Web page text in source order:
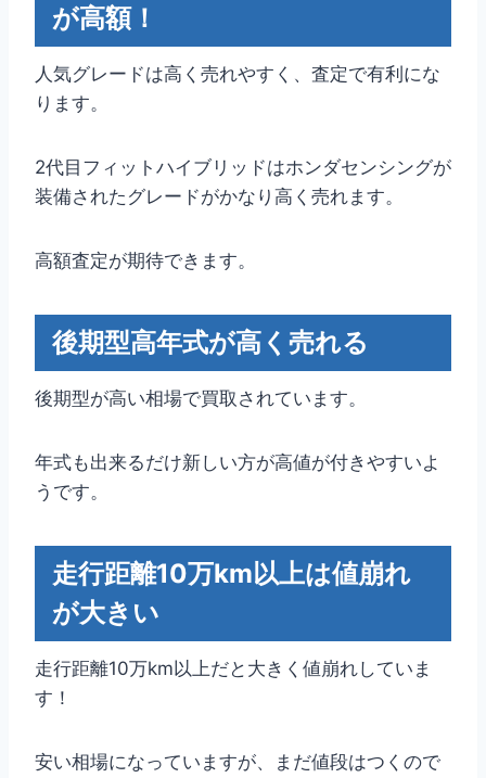
が高額！
人気グレードは高く売れやすく、査定で有利にな
ります。
2代目フィットハイブリッドはホンダセンシングが
装備されたグレードがかなり高く売れます。
高額査定が期待できます。
後期型高年式が高く売れる
後期型が高い相場で買取されています。
年式も出来るだけ新しい方が高値が付きやすいよ
うです。
走行距離10万km以上は値崩れ
が大きい
走行距離10万km以上だと大きく値崩れしていま
す！
安い相場になっていますが、まだ値段はつくので